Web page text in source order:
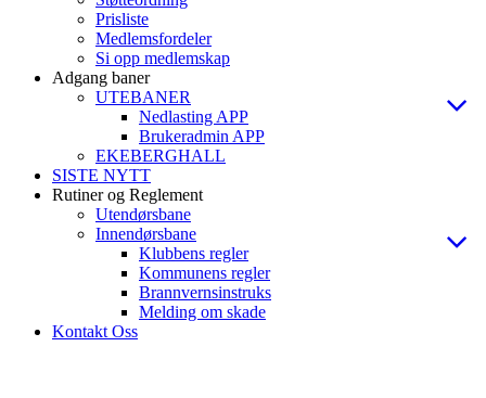
Prisliste
Medlemsfordeler
Si opp medlemskap
Adgang baner
UTEBANER
Nedlasting APP
Brukeradmin APP
EKEBERGHALL
SISTE NYTT
Rutiner og Reglement
Utendørsbane
Innendørsbane
Klubbens regler
Kommunens regler
Brannvernsinstruks
Melding om skade
Kontakt Oss